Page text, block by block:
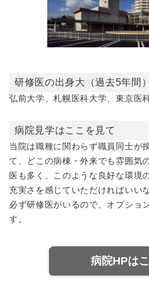
研修医の出身大（過去5年間）
弘前大学、札幌医科大学、東京医
病院見学はここを見て
当院は職種に関わらず職員同士が
て、どこの病棟・外来でも雰囲気
医も多く、このような良好な環境
充実さを感じていただければいい
必ず研修医がいるので、オプショ
す。
病院HPは